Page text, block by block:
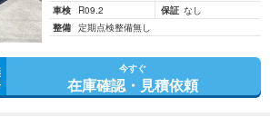
車検
R09.2 保証 なし
整備 定期点検整備無し
今すぐ
在庫確認・見積依頼